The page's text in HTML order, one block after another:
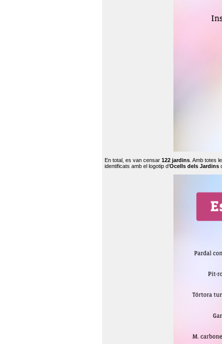
En total, es van censar 122 jardins . Amb totes
identificats amb el logotip d’Ocells dels Jardins